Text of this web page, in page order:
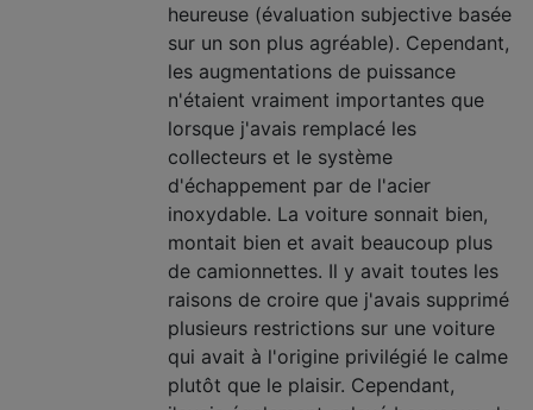
heureuse (évaluation subjective basée
sur un son plus agréable). Cependant,
les augmentations de puissance
n'étaient vraiment importantes que
lorsque j'avais remplacé les
collecteurs et le système
d'échappement par de l'acier
inoxydable. La voiture sonnait bien,
montait bien et avait beaucoup plus
de camionnettes. Il y avait toutes les
raisons de croire que j'avais supprimé
plusieurs restrictions sur une voiture
qui avait à l'origine privilégié le calme
plutôt que le plaisir. Cependant,